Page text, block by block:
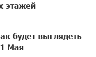
этажей
будет выглядеть
Мая